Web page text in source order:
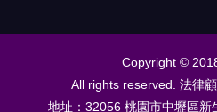
Copyright ©
All rights reserved. 法律
地址：32056 桃園市中壢區